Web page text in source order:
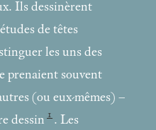
Ils dessinèrent
de têtes
les uns des
prenaient souvent
(ou eux-mêmes) –
dessin 1 . Les